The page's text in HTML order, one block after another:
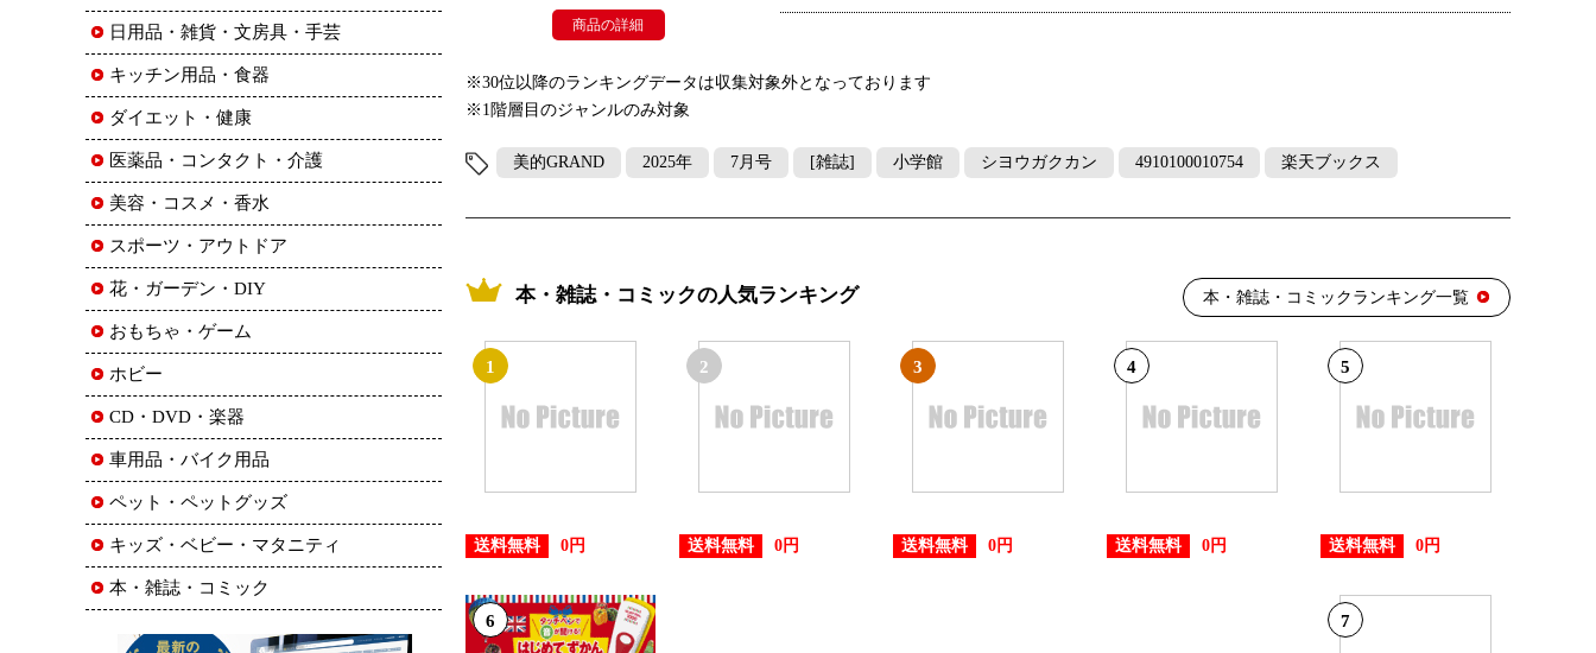
商品の詳細
※30位以降のランキングデータは収集対象外となっております
※1階層目のジャンルのみ対象
美的GRAND 2025年 7月号 [雑誌] 小学館 シヨウガクカン 4910100010754 楽天ブックス
本・雑誌・コミックの人気ランキング 本・雑誌・コミックランキング一覧
1
送料無料 0円
2
送料無料 0円
3
送料無料 0円
4
送料無料 0円
5
送料無料 0円
6 7
日用品・雑貨・文房具・手芸
キッチン用品・食器
ダイエット・健康
医薬品・コンタクト・介護
美容・コスメ・香水
スポーツ・アウトドア
花・ガーデン・DIY
おもちゃ・ゲーム
ホビー
CD・DVD・楽器
車用品・バイク用品
ペット・ペットグッズ
キッズ・ベビー・マタニティ
本・雑誌・コミック